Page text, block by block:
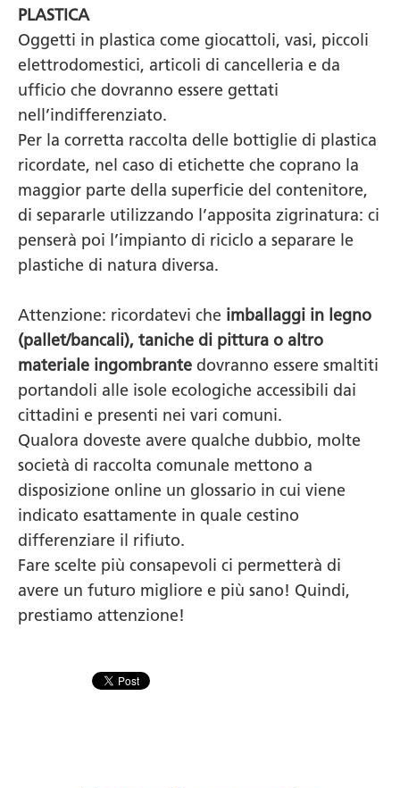
PLASTICA
Oggetti in plastica come giocattoli, vasi, piccoli
elettrodomestici, articoli di cancelleria e da
ufficio che dovranno essere gettati
nell’indifferenziato.
Per la corretta raccolta delle bottiglie di plastica
ricordate, nel caso di etichette che coprano la
maggior parte della superficie del contenitore,
di separarle utilizzando l’apposita zigrinatura: ci
penserà poi l’impianto di riciclo a separare le
plastiche di natura diversa.
Attenzione: ricordatevi che imballaggi in legno
(pallet/bancali), taniche di pittura o altro
materiale ingombrante dovranno essere smaltiti
portandoli alle isole ecologiche accessibili dai
cittadini e presenti nei vari comuni.
Qualora doveste avere qualche dubbio, molte
società di raccolta comunale mettono a
disposizione online un glossario in cui viene
indicato esattamente in quale cestino
differenziare il rifiuto.
Fare scelte più consapevoli ci permetterà di
avere un futuro migliore e più sano! Quindi,
prestiamo attenzione!